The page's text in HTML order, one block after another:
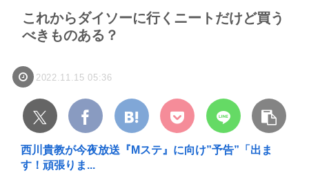
これからダイソーに行くニートだけど買う
べきものある？
2022.11.15 05:36
西川貴教が今夜放送『Mステ』に向け”予告”「出ま
す！頑張りま...